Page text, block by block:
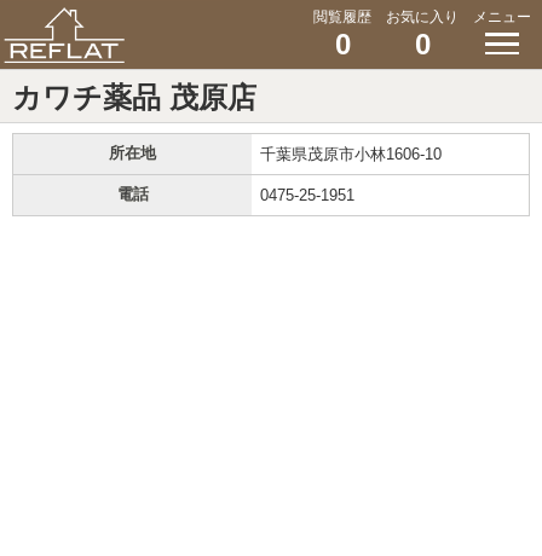
閲覧履歴
0
お気に入り
0
メニュー
カワチ薬品 茂原店
所在地 千葉県茂原市小林1606-10
電話 0475-25-1951